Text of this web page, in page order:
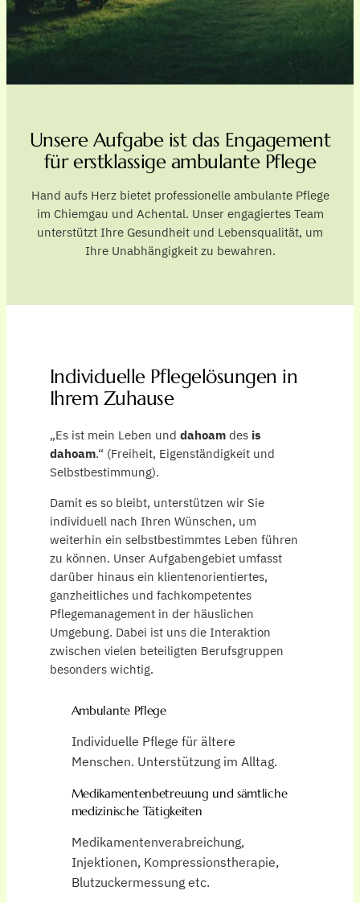
Unsere Aufgabe ist das Engagement
für erstklassige ambulante Pflege
Hand aufs Herz bietet professionelle ambulante Pflege
im Chiemgau und Achental. Unser engagiertes Team
unterstützt Ihre Gesundheit und Lebensqualität, um
Ihre Unabhängigkeit zu bewahren.
Individuelle Pflegelösungen in
Ihrem Zuhause
„Es ist mein Leben und dahoamdes is
dahoam.“ (Freiheit, Eigenständigkeit und
Selbstbestimmung).
Damit es so bleibt, unterstützen wir Sie
individuell nach Ihren Wünschen, um
weiterhin ein selbstbestimmtes Leben führen
zu können. Unser Aufgabengebiet umfasst
darüber hinaus ein klientenorientiertes,
ganzheitliches und fachkompetentes
Pflegemanagement in der häuslichen
Umgebung. Dabei ist uns die Interaktion
zwischen vielen beteiligten Berufsgruppen
besonders wichtig.
Ambulante Pflege
Individuelle Pflege für ältere
Menschen. Unterstützung im Alltag.
Medikamentenbetreuung und sämtliche
medizinische Tätigkeiten
Medikamentenverabreichung,
Injektionen, Kompressionstherapie,
Blutzuckermessung etc.